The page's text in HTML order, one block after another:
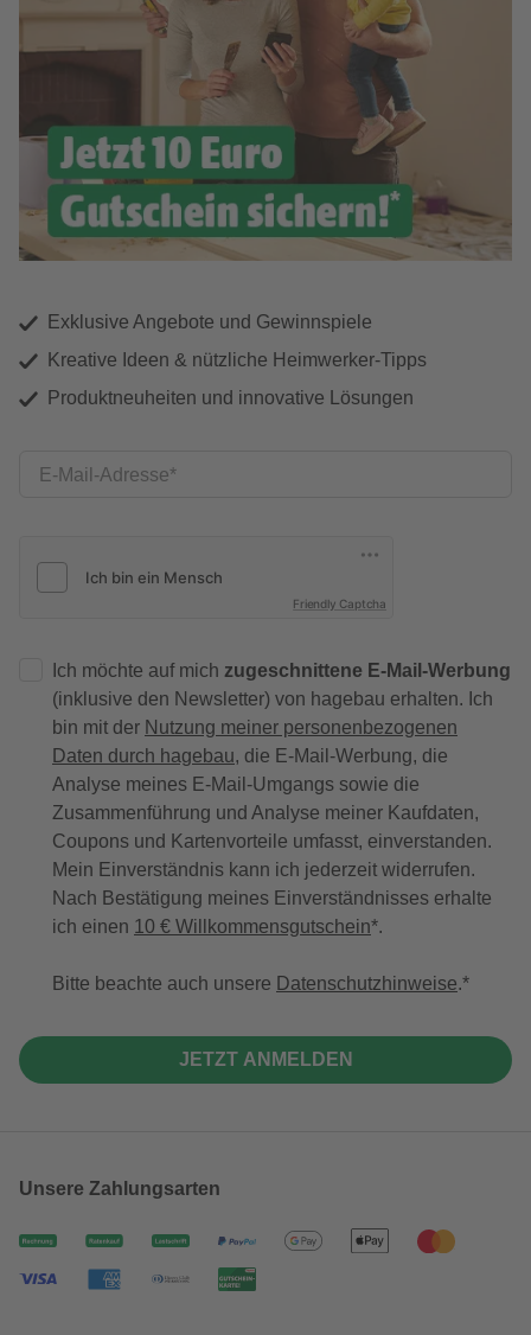
Exklusive Angebote und Gewinnspiele
Kreative Ideen & nützliche Heimwerker-Tipps
Produktneuheiten und innovative Lösungen
E-Mail-Adresse
Friendly Captcha
Ich möchte auf mich zugeschnittene E-Mail-Werbung
(inklusive den Newsletter) von hagebau erhalten. Ich
bin mit der Nutzung meiner personenbezogenen
Daten durch hagebau, die E-Mail-Werbung, die
Analyse meines E-Mail-Umgangs sowie die
Zusammenführung und Analyse meiner Kaufdaten,
Coupons und Kartenvorteile umfasst, einverstanden.
Mein Einverständnis kann ich jederzeit widerrufen.
Nach Bestätigung meines Einverständnisses erhalte
ich einen 10 € Willkommensgutschein*.
Bitte beachte auch unsere Datenschutzhinweise.
JETZT ANMELDEN
Unsere Zahlungsarten